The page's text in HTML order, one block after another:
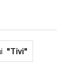
"Tivi"